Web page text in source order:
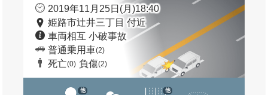
2019年11月25日(月)18:40
姫路市辻井三丁目 付近
車両相互 小破事故
普通乗用車(2)
死亡(0) 負傷(2)
他 他